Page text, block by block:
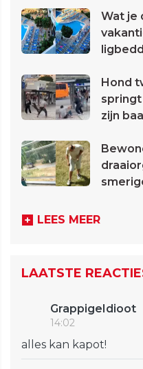
Wat je
Hond
zijn
LEES MEER
LAATSTE
GrappigeIdioot
14:02
alles kan kapot!